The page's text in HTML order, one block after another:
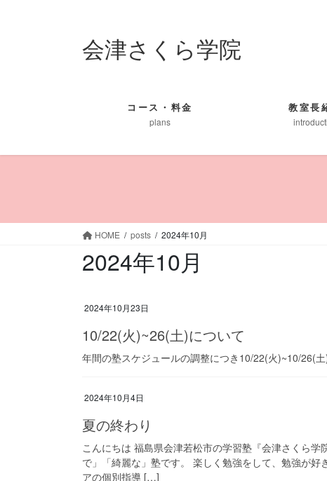
動
会津さくら学院
コース・料金
plans
教室長
HOME posts 2024年10月
2024年10月
2024年10月23日
10/22(火)~26(土)について
年間の塾スケジュールの調整につき10/22(火)~10/26(
2024年10月4日
夏の終わり
こんにちは 福島県会津若松市の学習塾『会津さくら
で」「綺麗な」塾です。 楽しく勉強をして、勉強が
アの個別指導 […]